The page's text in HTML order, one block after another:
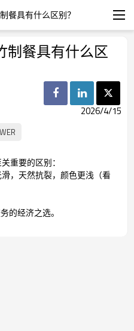
餐具有什么区别？
制餐具有什么区
2026/4/15
重要的区别：
，天然抗裂，颜色更浅（看
的经济之选。